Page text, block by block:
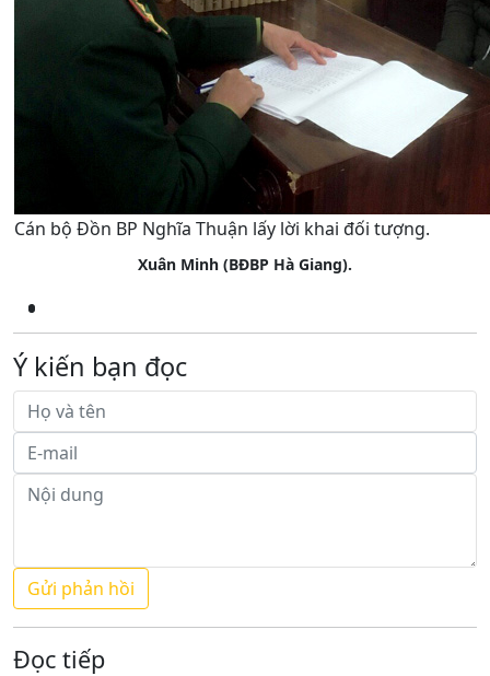
Cán bộ Đồn BP Nghĩa Thuận lấy lời khai đối tượng.
Xuân Minh (BĐBP Hà Giang).
Ý kiến bạn đọc
Đọc tiếp